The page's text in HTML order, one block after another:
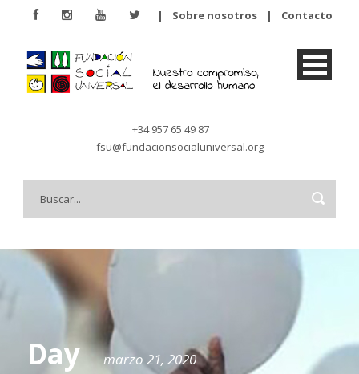
| Sobre nosotros | Contacto
+34 957 65 49 87
fsu@fundacionsocialuniversal.org
Day marzo 21, 2020